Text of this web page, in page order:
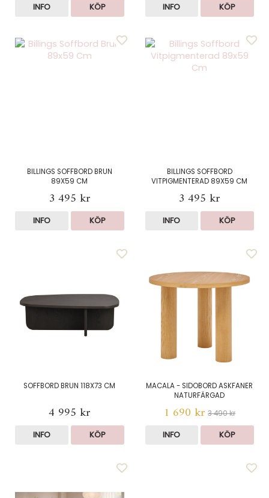
INFO KÖP INFO KÖP
BILLINGS SOFFBORD BRUN
89X59 CM
3 495 kr
INFO KÖP
BILLINGS SOFFBORD
VITPIGMENTERAD 89X59 CM
3 495 kr
INFO KÖP
SOFFBORD BRUN 118X73 CM
4 995 kr
INFO KÖP
MACALA - SIDOBORD ASKFANER
NATURFÄRGAD
1 690 kr 3 490 kr
INFO KÖP